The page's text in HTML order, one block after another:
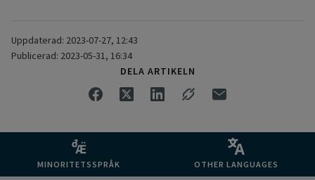
Uppdaterad: 2023-07-27, 12:43
Publicerad: 2023-05-31, 16:34
DELA ARTIKELN
MINORITETSSPRÅK OTHER LANGUAGES